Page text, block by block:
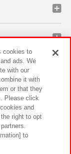
トポリシー
方針と検証結果
cookies to
ads. We
with our
it with
or that they
Please click
and
right to opt
to